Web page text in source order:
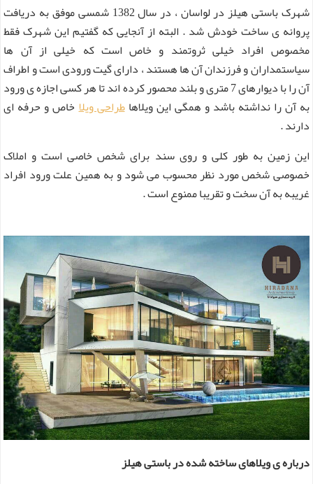
شهرک باستی هیلز در لواسان ، در سال 1382 شمسی موفق به دریافت
پروانه ی ساخت خودش شد . البته از آنجایی که گفتیم این شهرک فقط
مخصوص افراد خیلی ثروتمند و خاص است که خیلی از آن ها
سیاستمداران و فرزندان آن ها هستند ، دارای گیت ورودی است و اطراف
آن را با دیوارهای 7 متری و بلند محصور کرده اند تا هر کسی اجازه ی ورود
به آن را نداشته باشد و همگی این ویلاهاطراحی ویلاخاص و حرفه ای
دارند .
این زمین به طور کلی و روی سند برای شخص خاصی است و املاک
خصوصی شخص مورد نظر محسوب می شود و به همین علت ورود افراد
غریبه به آن سخت و تقریبا ممنوع است .
درباره ی ویلاهای ساخته شده در باستی هیلز